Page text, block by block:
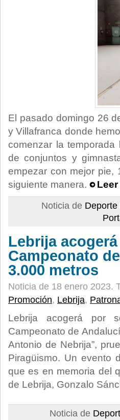
El pasado domingo 26
y Villafranca donde
comenzar la
de conjuntos y
empezar con mejor pie,
siguiente manera.
Noticia de Deporte
Lebrija
Campeonato
3.000 metros
Noticia de 18 enero 2023.
Promoción, Lebrija,
Lebrija acogerá por
Campeonato de
Antonio de Nebrija”,
Piragüismo. Un evento
que es en memoria del
de Lebrija, Gonzalo
Noticia de